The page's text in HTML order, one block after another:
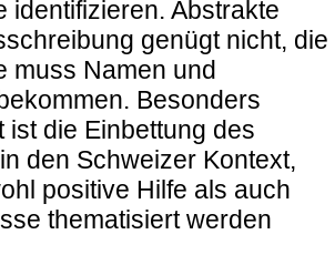
identifizieren. Abstrakte
genügt nicht, die
muss Namen und
Besonders
ist die Einbettung des
den Schweizer Kontext,
positive Hilfe als auch
thematisiert werden